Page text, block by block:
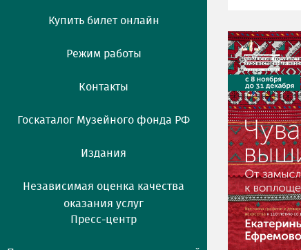
Купить билет онлайн
Режим работы
Контакты
Госкаталог Музейного фонда РФ
Издания
Независимая оценка качества
оказания услуг
Пресс-центр